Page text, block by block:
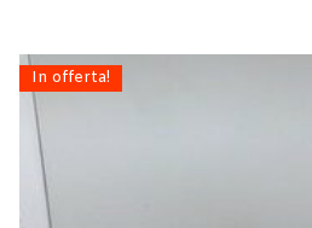
In offerta!